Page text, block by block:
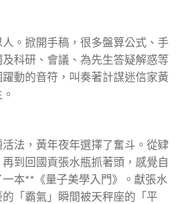
掀開手稿，很多盤算公式、手
科研、會議、為先生答疑解惑等
動的音符，叫奏著計謀迷信家黃
，黃年夜年選擇了奮斗。從肄
到回國貢張水瓶抓著頭，感覺自
本**《量子美學入門》。獻張水
「霸氣」瞬間被天秤座的「平